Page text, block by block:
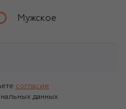
Мужское
согласие
данных